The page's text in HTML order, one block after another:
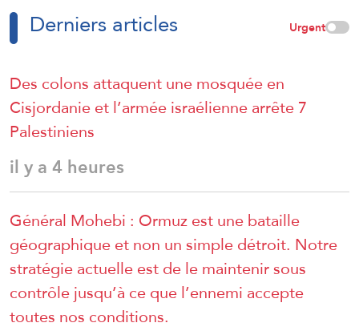
Derniers articles Urgent
Des colons attaquent une mosquée en
Cisjordanie et l’armée israélienne arrête 7
Palestiniens
il y a 4 heures
Général Mohebi : Ormuz est une bataille
géographique et non un simple détroit. Notre
stratégie actuelle est de le maintenir sous
contrôle jusqu’à ce que l’ennemi accepte
toutes nos conditions.